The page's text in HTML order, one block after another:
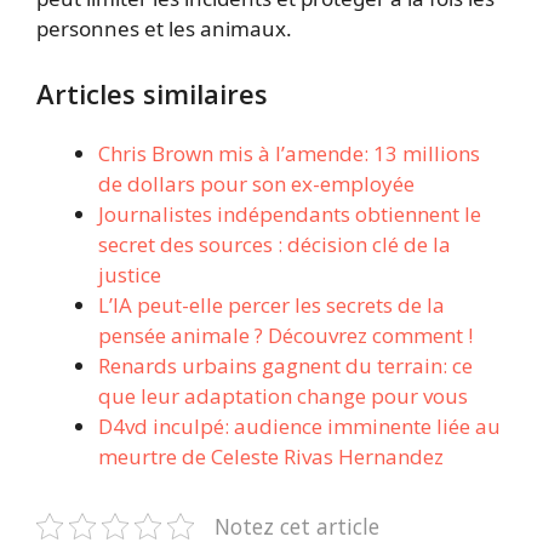
personnes et les animaux.
Articles similaires
Chris Brown mis à l’amende: 13 millions
de dollars pour son ex-employée
Journalistes indépendants obtiennent le
secret des sources : décision clé de la
justice
L’IA peut-elle percer les secrets de la
pensée animale ? Découvrez comment !
Renards urbains gagnent du terrain: ce
que leur adaptation change pour vous
D4vd inculpé: audience imminente liée au
meurtre de Celeste Rivas Hernandez
Notez cet article